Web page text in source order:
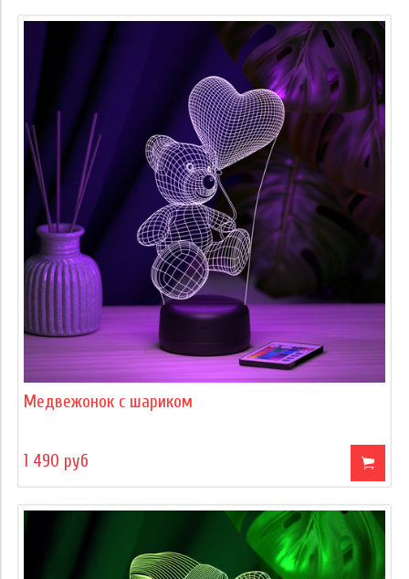
Медвежонок с шариком
1 490 руб